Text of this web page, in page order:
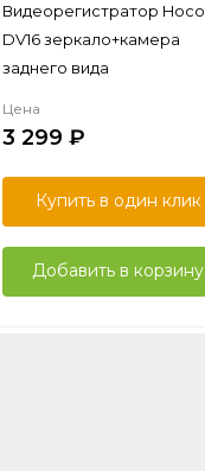
Видеорегистратор Hoco
DV16 зеркало+камера
заднего вида
Цена
3 299
Купить в один клик
Добавить в корзину